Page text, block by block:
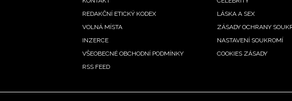
REDAKČNÍ ETICKÝ KODEX
VOLNÁ MÍSTA
INZERCE
VŠEOBECNÉ OBCHODNÍ PODMÍNKY
RSS FEED
LÁSKA A SEX
ZÁSADY OCHRANY
NASTAVENÍ SOUKROMÍ
COOKIES ZÁSADY